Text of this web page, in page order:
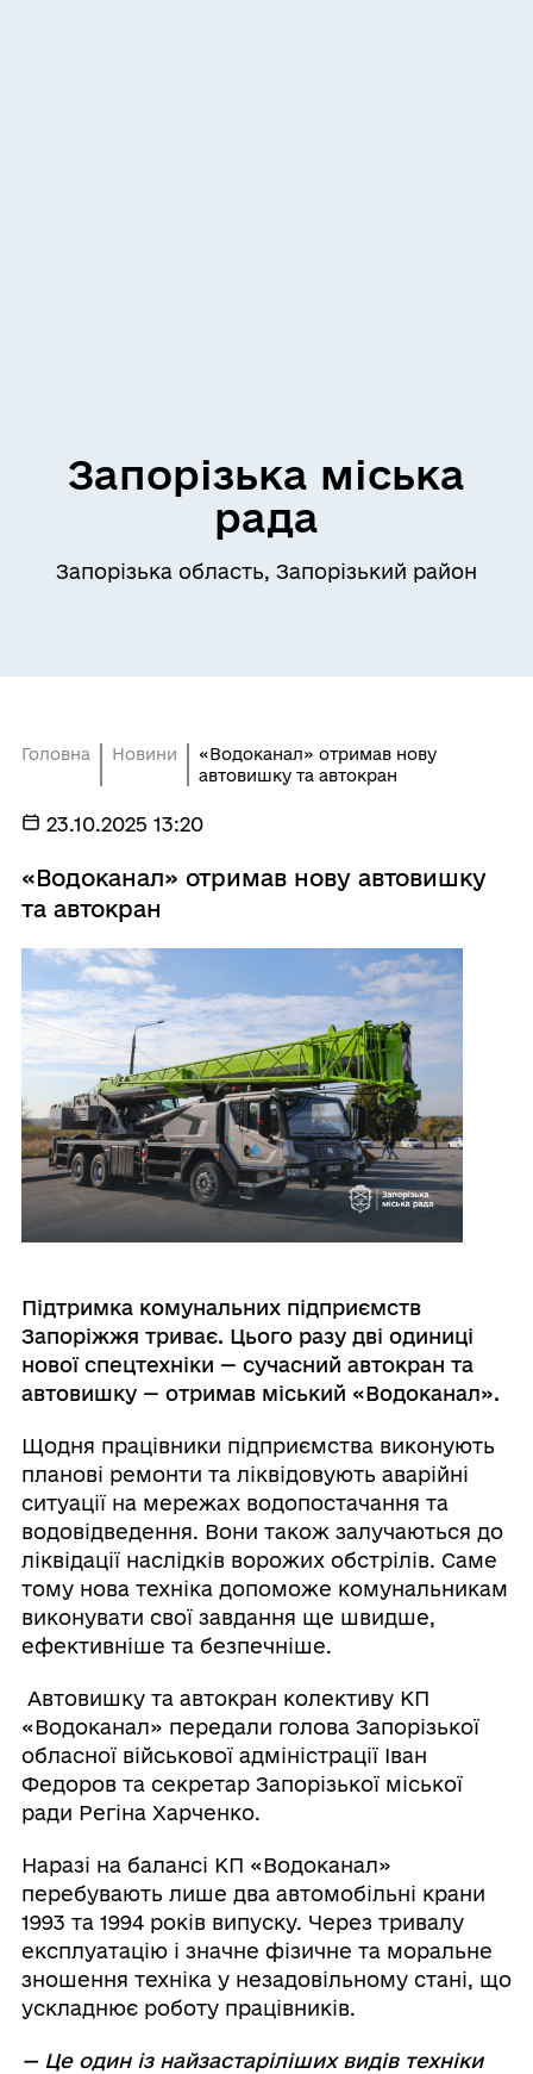
Запорізька міська
рада
Запорізька область, Запорізький район
Головна Новини
«Водоканал» отримав нову
автовишку та автокран
23.10.2025 13:20
«Водоканал» отримав нову автовишку
та автокран
Підтримка комунальних підприємств
Запоріжжя триває. Цього разу дві одиниці
нової спецтехніки — сучасний автокран та
автовишку — отримав міський «Водоканал».
Щодня працівники підприємства виконують
планові ремонти та ліквідовують аварійні
ситуації на мережах водопостачання та
водовідведення. Вони також залучаються до
ліквідації наслідків ворожих обстрілів. Саме
тому нова техніка допоможе комунальникам
виконувати свої завдання ще швидше,
ефективніше та безпечніше.
Автовишку та автокран колективу КП
«Водоканал» передали голова Запорізької
обласної військової адміністрації Іван
Федоров та секретар Запорізької міської
ради Регіна Харченко.
Наразі на балансі КП «Водоканал»
перебувають лише два автомобільні крани
1993 та 1994 років випуску. Через тривалу
експлуатацію і значне фізичне та моральне
зношення техніка у незадовільному стані, що
ускладнює роботу працівників.
— Це один із найзастаріліших видів техніки